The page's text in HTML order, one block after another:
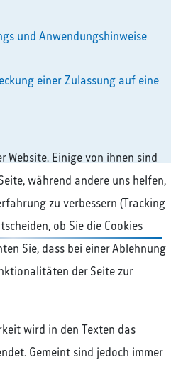
und Anwendungshinweise
einer Zulassung auf eine
Website. Einige von ihnen sind
während andere uns helfen,
zu verbessern (Tracking
ob Sie die Cookies
Sie, dass bei einer Ablehnung
der Seite zur
wird in den Texten das
Gemeint sind jedoch immer